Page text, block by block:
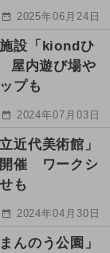
2025年06月24日
設「kiondひ
屋内遊び場や
プも
2024年07月03日
近代美術館」
催 ワークシ
も
2024年04月30日
んのう公園」